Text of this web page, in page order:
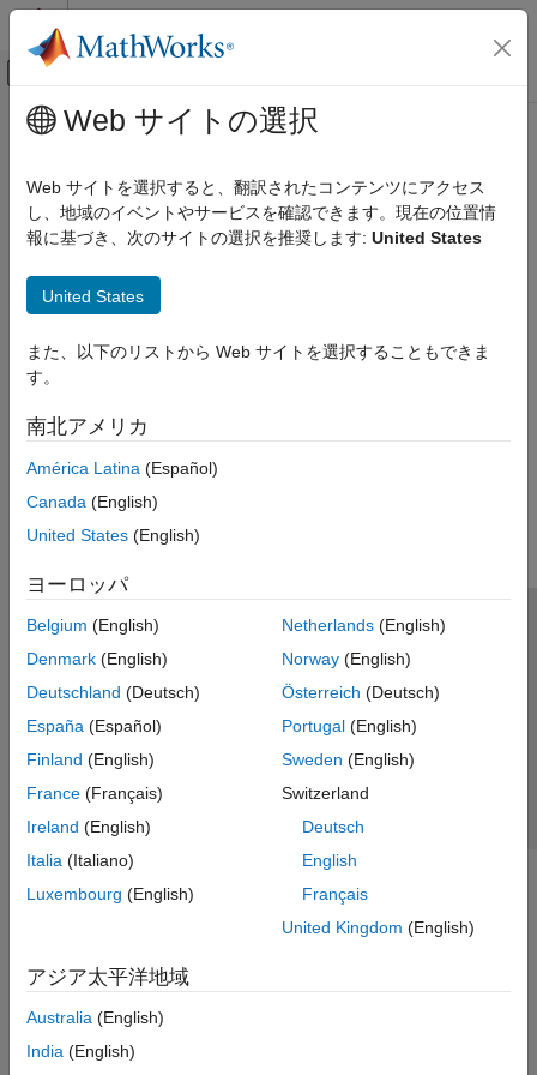
コンテンツへスキップ
オフキャンバス ナビゲーション メ
ドキュメンテーションのホーム
メインコンテンツ
Web サイトの選択
Web サイトを選択すると、翻訳されたコンテンツにアクセス
し、地域のイベントやサービスを確認できます。現在の位置情
報に基づき、次のサイトの選択を推奨します: United States
United States
また、以下のリストから Web サイトを選択することもできま
す。
南北アメリカ
América Latina (Español)
Canada (English)
United States (English)
ヨーロッパ
Belgium (English)
Denmark (English)
Deutschland (Deutsch)
España (Español)
Finland (English)
France (Français)
Ireland (English)
Italia (Italiano)
Luxembourg (English)
Netherlands(English)
Norway(English)
Österreich (Deutsch)
Portugal(English)
Sweden (English)
Switzerland
Deutsch
English
Français
United Kingdom (English)
アジア太平洋地域
Australia (English)
India (English)
トラストセンター
プライバシー ポリシー
違法コピー防止
アプリケーション ステータス
© 1994-2026 The MathWorks, Inc.